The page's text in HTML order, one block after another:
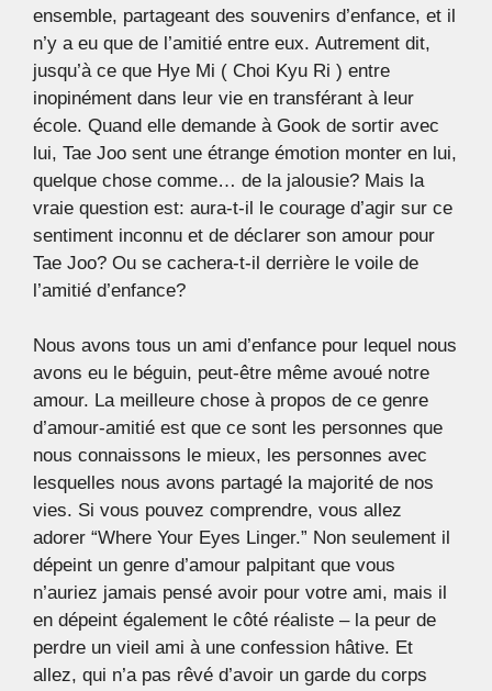
ensemble, partageant des souvenirs d’enfance, et il
n’y a eu que de l’amitié entre eux. Autrement dit,
jusqu’à ce que Hye Mi ( Choi Kyu Ri ) entre
inopinément dans leur vie en transférant à leur
école. Quand elle demande à Gook de sortir avec
lui, Tae Joo sent une étrange émotion monter en lui,
quelque chose comme… de la jalousie? Mais la
vraie question est: aura-t-il le courage d’agir sur ce
sentiment inconnu et de déclarer son amour pour
Tae Joo? Ou se cachera-t-il derrière le voile de
l’amitié d’enfance?
Nous avons tous un ami d’enfance pour lequel nous
avons eu le béguin, peut-être même avoué notre
amour. La meilleure chose à propos de ce genre
d’amour-amitié est que ce sont les personnes que
nous connaissons le mieux, les personnes avec
lesquelles nous avons partagé la majorité de nos
vies. Si vous pouvez comprendre, vous allez
adorer “Where Your Eyes Linger.” Non seulement il
dépeint un genre d’amour palpitant que vous
n’auriez jamais pensé avoir pour votre ami, mais il
en dépeint également le côté réaliste – la peur de
perdre un vieil ami à une confession hâtive. Et
allez, qui n’a pas rêvé d’avoir un garde du corps